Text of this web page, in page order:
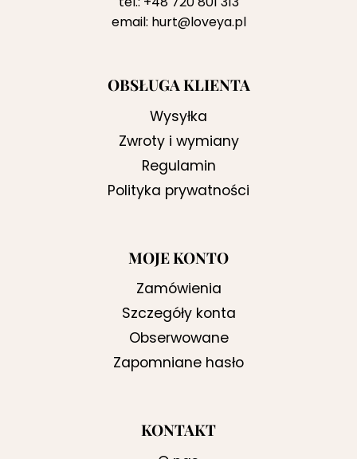
email: hurt@loveya.pl
OBSŁUGA KLIENTA
Wysyłka
Zwroty i wymiany
Regulamin
Polityka prywatności
MOJE KONTO
Zamówienia
Szczegóły konta
Obserwowane
Zapomniane hasło
KONTAKT